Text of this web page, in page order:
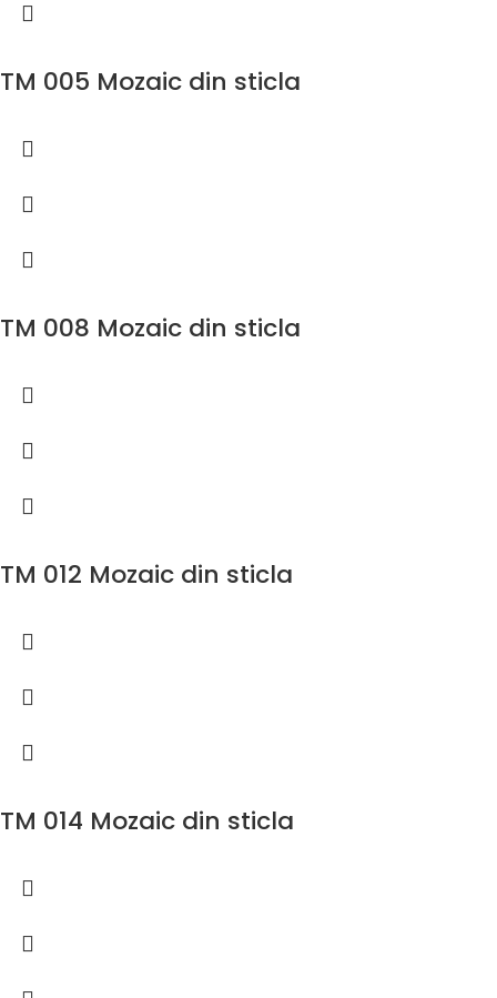
TM 005 Mozaic din sticla
TM 008 Mozaic din sticla
TM 012 Mozaic din sticla
TM 014 Mozaic din sticla